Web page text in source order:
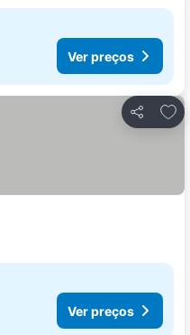
Ver preços
Partilhar
Ver preços